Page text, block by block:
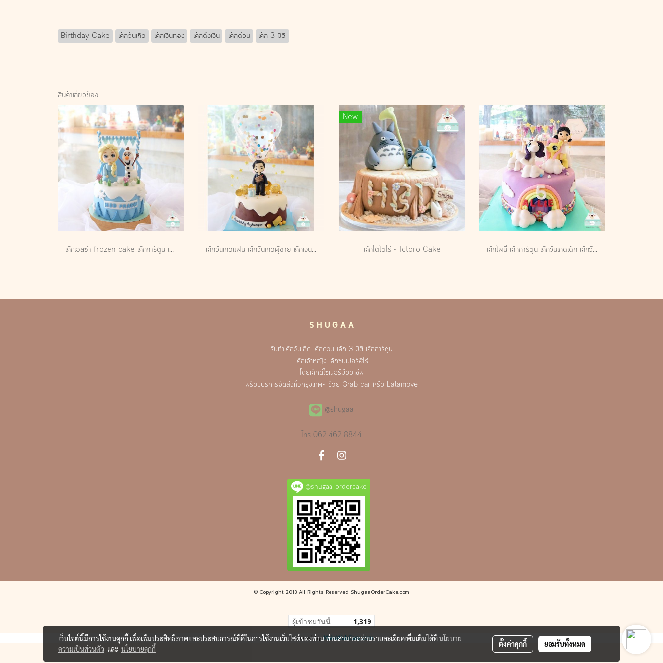
Birthday Cake เค้กวันเกิด เค้กเงินทอง เค้กดึงเงิน เค้กด่วน เค้ก 3 มิติ
สินค้าเกี่ยวข้อง
เค้กเอลซ่า frozen cake เค้กการ์ตูน เค้กเจ้าหญิง เค้กวันเกิดเด็ก เค้กวันเกิดแฟน เค้กวันเกิดผู้ชาย เค้กเงินทอง เค้กด่วน
New
เค้กโตโตโร่ - Totoro Cake เค้กโพนี่ เค้กการ์ตูน เค้กวันเกิดเด็ก เค้กวันเกิดเด็กผู้หญิง
S H U G A A
รับทำเค้กวันเกิด เค้กด่วน เค้ก 3 มิติ เค้กการ์ตูน
เค้กเจ้าหญิง เค้กซุปเปอร์ฮีโร่
โดยเค้กดีไซเนอร์มืออาชีพ
พร้อมบริการจัดส่งทั่วกรุงเทพฯ ด้วย Grab car หรือ Lalamove
@shugaa
โทร 062-462-8844
@shugaa_ordercake
© Copyright 2018 All Rights Reserved ShugaaOrderCake.com
ผู้เข้าชมวันนี้ 1,319
Powered byMakeWebEasy.com
เว็บไซต์นี้มีการใช้งานคุกกี้ เพื่อเพิ่มประสิทธิภาพและประสบการณ์ที่ดีในการใช้งานเว็บไซต์ของท่าน ท่านสามารถอ่านรายละเอียดเพิ่มเติมได้ที่นโยบาย
ความเป็นส่วนตัว และ นโยบายคุกกี้
ตั้งค่าคุกกี้ ยอมรับทั้งหมด